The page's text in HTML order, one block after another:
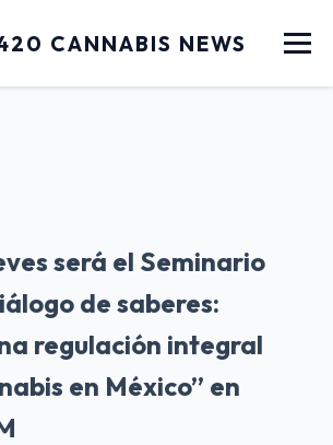
CANNABIS NEWS Menu
será el Seminario
de saberes:
regulación integral
en México” en